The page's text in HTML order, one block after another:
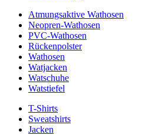
Atmungsaktive Wathosen
Neopren-Wathosen
PVC-Wathosen
Rückenpolster
Wathosen
Watjacken
Watschuhe
Watstiefel
T-Shirts
Sweatshirts
Jacken